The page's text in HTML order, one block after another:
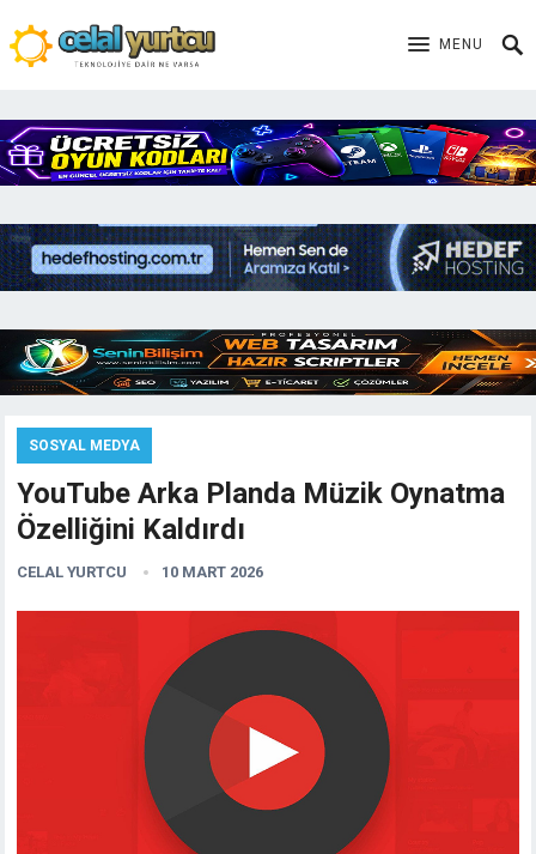
MENU
SOSYAL MEDYA
YouTube Arka Planda Müzik Oynatma
Özelliğini Kaldırdı
CELAL YURTCU 10 MART 2026